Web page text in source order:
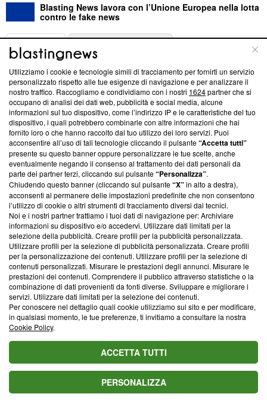
Blasting News lavora con l’Unione Europea nella lotta
contro le fake news
ABOUT
Questa sezione offre informazioni trasparenti su Blasting
News, sui nostri processi editoriali e su come ci impegniamo a
creare news di qualità. Inoltre, afferma la nostra aderenza a
‘Trust Project - News with Integrity’Blasting News non è
ancora membro del programma, ma ha richiesto di farne
parte; Trust Project non ha ancora effettuato una verifica di
conformità agli standard.
Su di noi
Team editoriale
Corporate
Redazione
Informativa Privacy
Cookie Policy
Blasting SA, IDI CHE-247.845.224, Via Carlo Frasca, 3 - 6900
Lugano (Svizzera) Tel:+39 0690258937
© 2026 Blasting News
Utilizziamo i cookie e tecnologie simili di tracciamento per fornirti un servizio
personalizzato rispetto alle tue esigenze di navigazione e per analizzare il
nostro traffico. Raccogliamo e condividiamo con i nostri 1624partner che si
occupano di analisi dei dati web, pubblicità e social media, alcune
informazioni sul tuo dispositivo, come l’indirizzo IP e le caratteristiche del tuo
dispositivo, i quali potrebbero combinarle con altre informazioni che hai
fornito loro o che hanno raccolto dal tuo utilizzo dei loro servizi. Puoi
acconsentire all’uso di tali tecnologie cliccando il pulsante“Accetta tutti”
presente su questo banner oppure personalizzare le tue scelte, anche
eventualmente negando il consenso al trattamento dei dati personali da
parte dei partner terzi, cliccando sul pulsante“Personalizza”.
Chiudendo questo banner (cliccando sul pulsante“X”in alto a destra),
acconsenti al permanere delle impostazioni predefinite che non consentono
l’utilizzo di cookie o altri strumenti di tracciamento diversi dai tecnici.
Noi e i nostri partner trattiamo i tuoi dati di navigazione per: Archiviare
informazioni su dispositivo e/o accedervi. Utilizzare dati limitati per la
selezione della pubblicità. Creare profili per la pubblicità personalizzata.
Utilizzare profili per la selezione di pubblicità personalizzata. Creare profili
per la personalizzazione dei contenuti. Utilizzare profili per la selezione di
contenuti personalizzati. Misurare le prestazioni degli annunci. Misurare le
prestazioni dei contenuti. Comprendere il pubblico attraverso statistiche o la
combinazione di dati provenienti da fonti diverse. Sviluppare e migliorare i
servizi. Utilizzare dati limitati per la selezione dei contenuti.
Per conoscere nel dettaglio quali cookie utilizziamo sul sito e per modificare,
in qualsiasi momento, le tue preferenze, ti invitiamo a consultare la nostra
Cookie Policy.
ACCETTA TUTTI
PERSONALIZZA